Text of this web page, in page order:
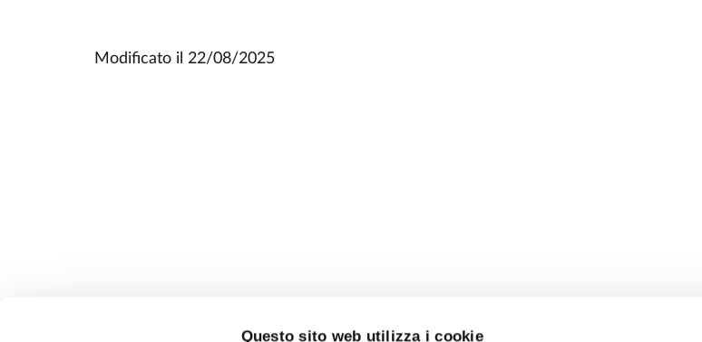
Questo sito web utilizza i cookie
Modificato il22/08/2025